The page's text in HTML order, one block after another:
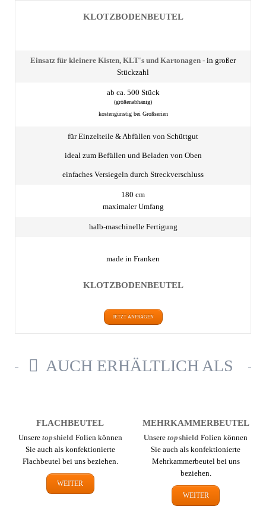
KLOTZBODEN­BEUTEL
Einsatz für kleinere Kisten, KLT's und Kartonagen - in großer
Stückzahl
ab ca. 500 Stück
(größenabhänig)
kostengünstig bei Großserien
für Einzelteile & Abfüllen von Schüttgut
ideal zum Befüllen und Beladen von Oben
einfaches Versiegeln durch Streckverschluss
180 cm
maximaler Umfang
halb-maschinelle Fertigung
made in Franken
KLOTZBODEN­BEUTEL
JETZT ANFRAGEN
AUCH ERHÄLTLICH ALS
FLACH­BEUTEL
Unsere topshield Folien können
Sie auch als konfektionierte
Flachbeutel bei uns beziehen.
WEITER
MEHR­KAMMER­BEUTEL
Unseretopshield Folien können
Sie auch als konfektionierte
Mehr­kammer­beutel bei uns
beziehen.
WEITER